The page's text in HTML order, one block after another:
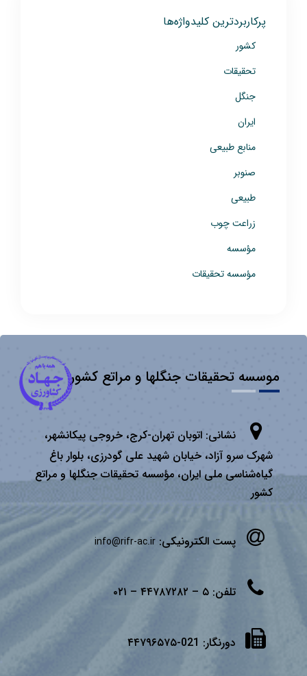
پرکاربردترین کلیدواژه‌ها
کشور
تحقیقات
جنگل
ایران
منابع طبیعی
صنوبر
طبیعی
زراعت چوب
مؤسسه
مؤسسه تحقیقات
موسسه تحقیقات جنگلها و مراتع کشور
نشانی: اتوبان تهران­-كرج، خروجی پیكانشهر،
شهرک سرو آزاد، خیابان شهید علی گودرزی، بلوار باغ
گیاه‌شناسی ملی ایران، مؤسسه تحقیقات جنگلها و مراتع
كشور
پست الکترونیکی: info@rifr-ac.ir
تلفن: ۵ – ۴۴۷۸۷۲۸۲ – ۰۲۱
دورنگار: 021-۴۴۷۹۶۵۷۵